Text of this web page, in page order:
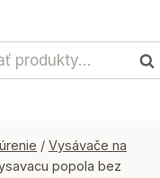
/ Vysávače na
popola bez